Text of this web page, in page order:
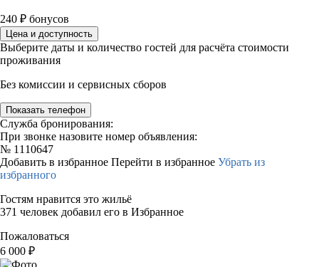
240 ₽ бонусов
Цена и доступность
Выберите даты и количество гостей для расчёта стоимости
проживания
Без комиссии и сервисных сборов
Показать телефон
Служба бронирования:
При звонке назовите номер объявления:
№ 1110647
Добавить в избранное Перейти в избранное Убрать из
избранного
Гостям нравится это жильё
371 человек добавил его в Избранное
Пожаловаться
6 000 ₽